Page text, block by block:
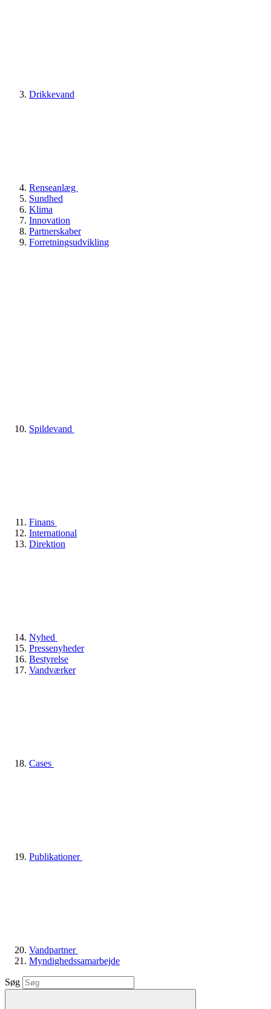
Drikkevand
Renseanlæg
Sundhed
Klima
Innovation
Partnerskaber
Forretningsudvikling
Spildevand
Finans
International
Direktion
Nyhed
Pressenyheder
Bestyrelse
Vandværker
Cases
Publikationer
Vandpartner
Myndighedssamarbejde
Søg